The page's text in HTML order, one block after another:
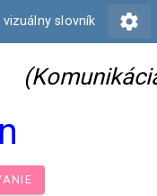
vizuálny slovník settings